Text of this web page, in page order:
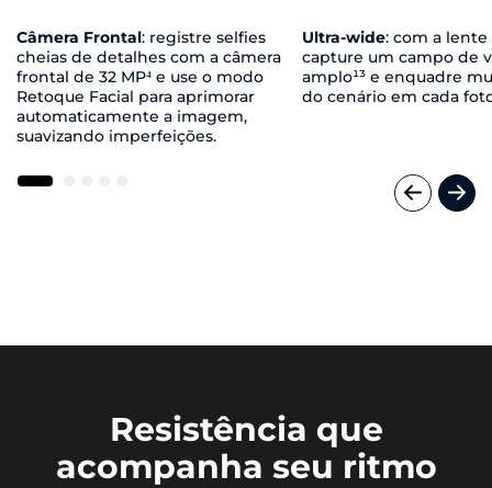
Câmera Frontal: registre selfies
cheias de detalhes com a câmera
frontal de 32 MP⁴ e use o modo
Retoque Facial para aprimorar
automaticamente a imagem,
suavizando imperfeições.
Ultra-wide: com a lente
capture um campo de
amplo¹³ e enquadre
do cenário em cada
Resistência que
acompanha seu ritmo